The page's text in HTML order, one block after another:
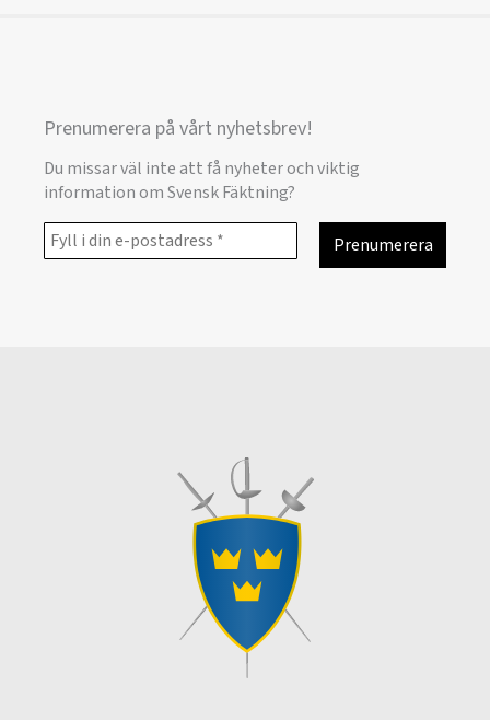
Prenumerera på vårt nyhetsbrev!
Du missar väl inte att få nyheter och viktig
information om Svensk Fäktning?